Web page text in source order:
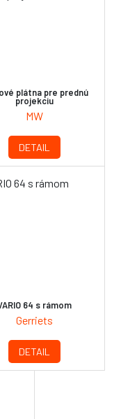
plátna pre prednú
projekciu
MW
DETAIL
64 s rámom
Gerriets
DETAIL